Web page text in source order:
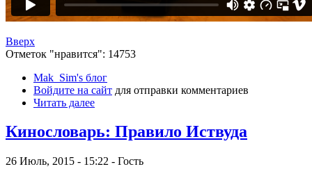
Вверх
Отметок "нравится": 14753
Mak_Sim's блог
Войдите на сайт для отправки комментариев
Читать далее
Кинословарь: Правило Иствуда
26 Июль, 2015 - 15:22 - Гость